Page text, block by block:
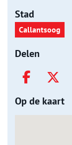
Stad
Callantsoog
Delen
Op de kaart